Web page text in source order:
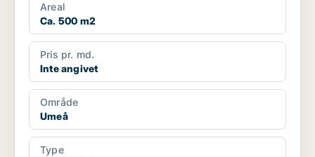
Areal
Ca. 500 m2
Pris pr. md.
Inte angivet
Område
Umeå
Type